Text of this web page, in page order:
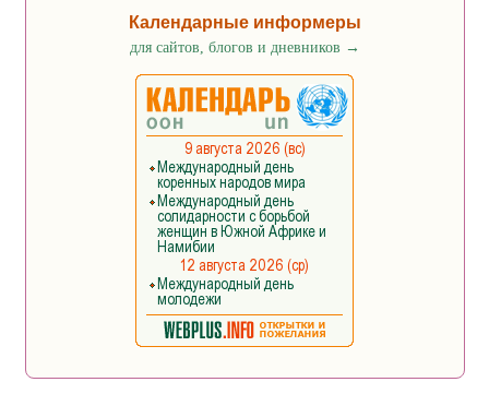
Календарные информеры
для сайтов, блогов и дневников →